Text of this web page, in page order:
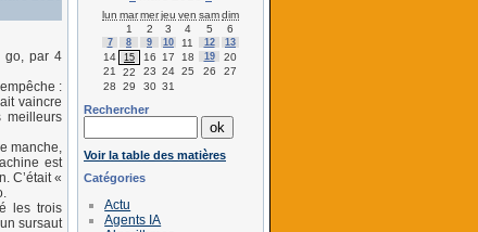
go, par 4
:
vaincre
meilleurs
manche,
est
C’était «
les trois
sursaut
lun marmerjeu ven samdim
1
2 3 4 5 6
7 8 9 10 11 12 13
14 15 16 17 18 19
20
21
22 23 24 25 26
27
28
29 30 31
Rechercher
Voir la table des matières
Catégories
Actu
Agents IA